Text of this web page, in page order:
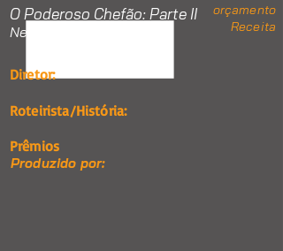
orçamento
Receita
O Poderoso Chefão: Parte II
Nenhum item.
Diretor:
Roteirista/História:
Prêmios
Produzido por: